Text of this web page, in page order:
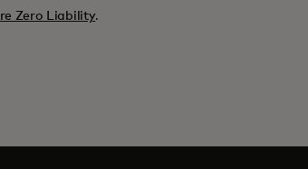
Zero Liability.